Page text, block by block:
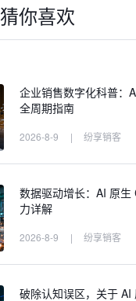
猜你喜欢
企业销售数字化科普：
全周期指南
2026-8-9 | 纷享销客
数据驱动增长：AI 原
力详解
2026-8-9 | 纷享销客
破除认知误区，关于 AI